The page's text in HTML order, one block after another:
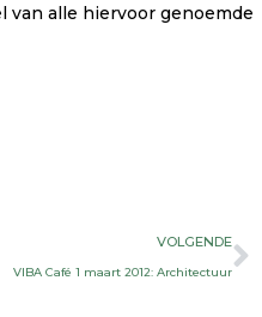
alle hiervoor genoemde
VOLGENDE
VIBA Café 1 maart 2012: Architectuur